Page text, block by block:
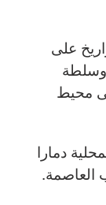
على
وسلطة
محيط
دمارا
العاصمة.